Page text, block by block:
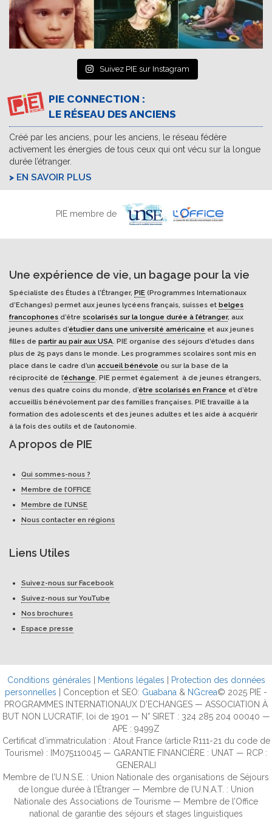
Suivez PIE sur Instagram
PIE CONNECTION :
LE RÉSEAU DES ANCIENS
Créé par les anciens, pour les anciens, le réseau fédère
activement les énergies de tous ceux qui ont vécu sur la longue
durée l’étranger.
EN SAVOIR PLUS
PIE membre de
Une expérience de vie, un bagage pour la vie
Spécialiste des Études à l'Étranger, PIE (Programmes Internationaux
d’Echanges) permet aux jeunes lycéens français, suisses et belges
francophones d’être scolarisés sur la longue durée à l’étranger, aux
jeunes adultes d’étudier dans une université américaine et aux jeunes
filles de partir au pair aux USA. PIE organise des séjours d’études dans
plus de 25 pays dans le monde. Les programmes scolaires sont mis en
place dans le cadre d’un accueil bénévole ou sur la base de la
réciprocité de l’échange. PIE permet également à de jeunes étrangers,
venus des quatre coins du monde, d’être scolarisés en France et d’être
accueillis bénévolement par des familles françaises. PIE travaille à la
formation des adolescents et des jeunes adultes et les aide à acquérir
à la fois des outils et de l’autonomie.
A propos de PIE
Qui sommes-nous ?
Membre de l’OFFICE
Membre de l’UNSE
Nous contacter en régions
Liens Utiles
Suivez-nous sur Facebook
Suivez-nous sur YouTube
Nos brochures
Espace presse
Conditions générales Mentions légales
Protection des données
personnelles | Conception et SEO: Guabana & NGcrea© 2025 PIE -
PROGRAMMES INTERNATIONAUX D'ECHANGES — ASSOCIATION À
BUT NON LUCRATIF, loi de 1901 — N° SIRET : 324 285 204 00040 —
APE : 9499Z
Certificat d’immatriculation : Atout France (article R111-21 du code de
Tourisme) : IM075110045 — GARANTIE FINANCIÈRE : UNAT — RCP :
GENERALI
Membre de l’U.N.S.E. : Union Nationale des organisations de Séjours
de longue durée à l’Étranger — Membre de l’U.N.A.T. : Union
Nationale des Associations de Tourisme — Membre de l’Office
national de garantie des séjours et stages linguistiques